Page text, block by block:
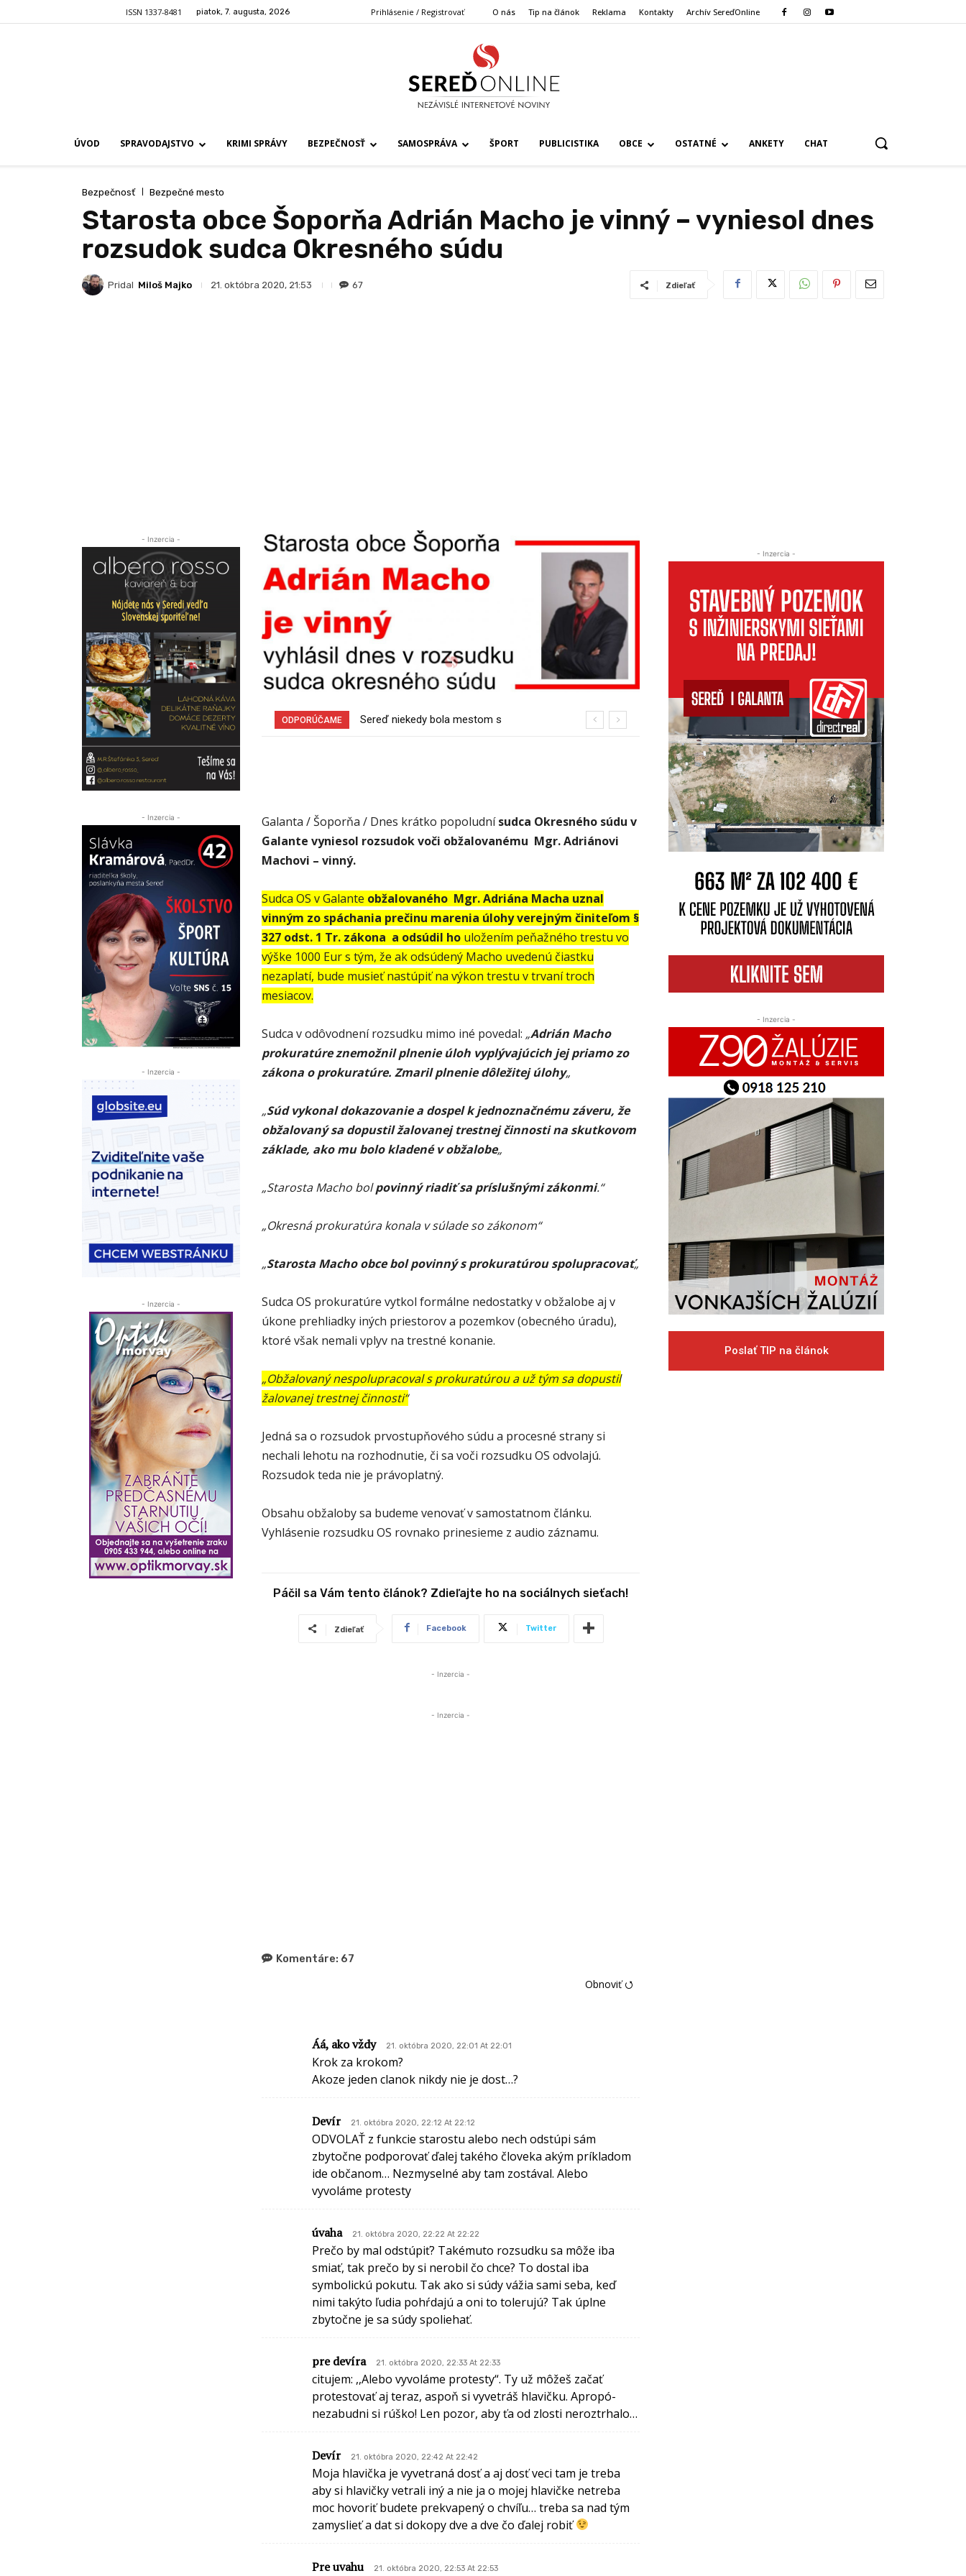
ISSN 1337-8481 piatok, 7. augusta, 2026 Prihlásenie / Registrovať O nás Tip na článok Reklama Kontakty Archív SereďOnline
ÚVOD SPRAVODAJSTVO KRIMI SPRÁVY BEZPEČNOSŤ SAMOSPRÁVA ŠPORT PUBLICISTIKA OBCE OSTATNÉ ANKETY CHAT
Bezpečnosť Bezpečné mesto
Starosta obce Šoporňa Adrián Macho je vinný – vyniesol dnes
rozsudok sudca Okresného súdu
Pridal Miloš Majko 21. októbra 2020, 21:53 67 Zdieľať
- Inzercia -
- Inzercia -
- Inzercia -
- Inzercia -
ODPORÚČAME
Pri venčení na Jesenského ulici mal
Galanta / Šoporňa / Dnes krátko popoludnísudca Okresného súdu v
Galante vyniesol rozsudok voči obžalovanému Mgr. Adriánovi
Machovi – vinný.
Sudca OS v Galante obžalovaného Mgr. Adriána Macha uznal
vinným zo spáchania prečinu marenia úlohy verejným činiteľom §
327 odst. 1 Tr. zákona a odsúdil ho uložením peňažného trestu vo
výške 1000 Eur s tým, že ak odsúdený Macho uvedenú čiastku
nezaplatí, bude musieť nastúpiť na výkon trestu v trvaní troch
mesiacov.
Sudca v odôvodnení rozsudku mimo iné povedal: „Adrián Macho
prokuratúre znemožnil plnenie úloh vyplývajúcich jej priamo zo
zákona o prokuratúre. Zmaril plnenie dôležitej úlohy„
„Súd vykonal dokazovanie a dospel k jednoznačnému záveru, že
obžalovaný sa dopustil žalovanej trestnej činnosti na skutkovom
základe, ako mu bolo kladené v obžalobe„
„Starosta Macho bolpovinný riadiť sa príslušnými zákonmi.“
„Okresná prokuratúra konala v súlade so zákonom“
„Starosta Macho obce bol povinný s prokuratúrou spolupracovať„
Sudca OS prokuratúre vytkol formálne nedostatky v obžalobe aj v
úkone prehliadky iných priestorov a pozemkov (obecného úradu),
ktoré však nemali vplyv na trestné konanie.
„Obžalovaný nespolupracoval s prokuratúrou a už tým sa dopustil
žalovanej trestnej činnosti“
Jedná sa o rozsudok prvostupňového súdu a procesné strany si
nechali lehotu na rozhodnutie, či sa voči rozsudku OS odvolajú.
Rozsudok teda nie je právoplatný.
Obsahu obžaloby sa budeme venovať v samostatnom článku.
Vyhlásenie rozsudku OS rovnako prinesieme z audio záznamu.
Páčil sa Vám tento článok? Zdieľajte ho na sociálnych sieťach!
Zdieľať Facebook Twitter
- Inzercia -
- Inzercia -
Komentáre: 67
Obnoviť ⭯
Áá, ako vždy 21. októbra 2020, 22:01 At 22:01
Krok za krokom?
Akoze jeden clanok nikdy nie je dost…?
Devír 21. októbra 2020, 22:12 At 22:12
ODVOLAŤ z funkcie starostu alebo nech odstúpi sám
zbytočne podporovať ďalej takého človeka akým príkladom
ide občanom… Nezmyselné aby tam zostával. Alebo
vyvoláme protesty
úvaha 21. októbra 2020, 22:22 At 22:22
Prečo by mal odstúpiť? Takémuto rozsudku sa môže iba
smiať, tak prečo by si nerobil čo chce? To dostal iba
symbolickú pokutu. Tak ako si súdy vážia sami seba, keď
nimi takýto ľudia pohŕdajú a oni to tolerujú? Tak úplne
zbytočne je sa súdy spoliehať.
pre devíra 21. októbra 2020, 22:33 At 22:33
citujem: ,,Alebo vyvoláme protesty“. Ty už môžeš začať
protestovať aj teraz, aspoň si vyvetráš hlavičku. Apropó-
nezabudni si rúško! Len pozor, aby ťa od zlosti neroztrhalo…
Devír 21. októbra 2020, 22:42 At 22:42
Moja hlavička je vyvetraná dosť a aj dosť veci tam je treba
aby si hlavičky vetrali iný a nie ja o mojej hlavičke netreba
moc hovoriť budete prekvapený o chvíľu… treba sa nad tým
zamyslieť a dat si dokopy dve a dve čo ďalej robiť
Pre uvahu 21. októbra 2020, 22:53 At 22:53
- Inzercia -
- Inzercia -
Poslať TIP na článok